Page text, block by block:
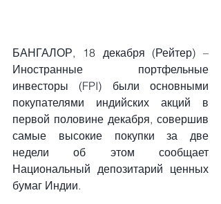
БАНГАЛОР, 18 декабря (Рейтер) –
Иностранные портфельные
инвесторы (FPI) были основными
покупателями индийских акций в
первой половине декабря, совершив
самые высокие покупки за две
недели об этом сообщает
Национальный депозитарий ценных
бумаг Индии.